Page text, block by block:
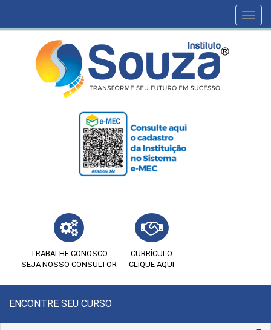
TRABALHE CONOSCO
SEJA NOSSO CONSULTOR
CURRÍCULO
CLIQUE AQUI
ENCONTRE SEU CURSO